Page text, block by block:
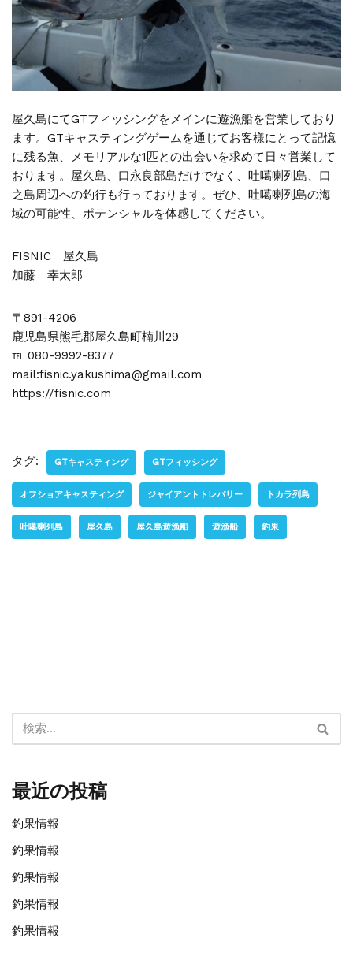
屋久島にてGTフィッシングをメインに遊漁船を営業しており
ます。GTキャスティングゲームを通じてお客様にとって記憶
に残る魚、メモリアルな1匹との出会いを求めて日々営業して
おります。屋久島、口永良部島だけでなく、吐噶喇列島、口
之島周辺への釣行も行っております。ぜひ、吐噶喇列島の海
域の可能性、ポテンシャルを体感してください。
FISNIC 屋久島
加藤 幸太郎
〒891-4206
鹿児島県熊毛郡屋久島町楠川29
℡ 080-9992-8377
mail:fisnic.yakushima@gmail.com
https://fisnic.com
タグ: GTキャスティング GTフィッシング
オフショアキャスティング ジャイアントトレバリー トカラ列島
吐噶喇列島 屋久島 屋久島遊漁船 遊漁船 釣果
最近の投稿
釣果情報
釣果情報
釣果情報
釣果情報
釣果情報